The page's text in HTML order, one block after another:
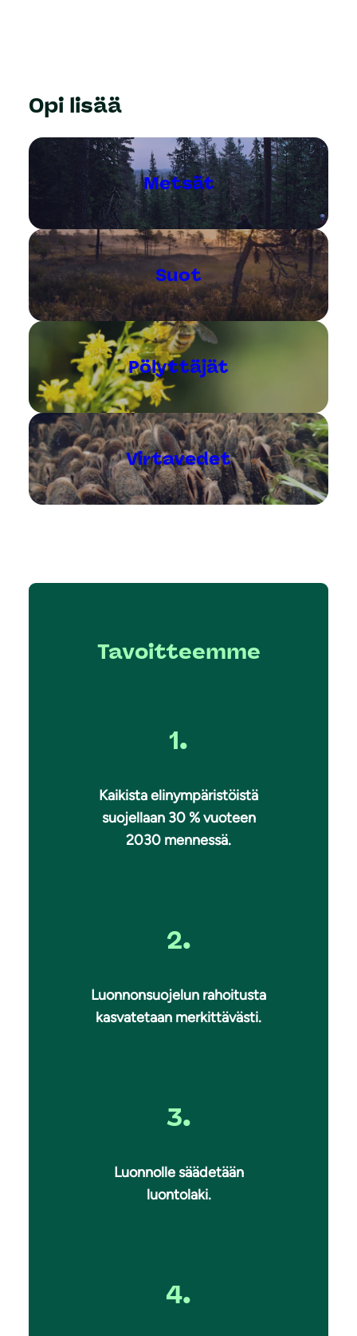
Opi lisää
Metsät
Suot
Pölyttäjät
Virtavedet
Tavoitteemme
1.
Kaikista elinympäristöistä
suojellaan 30 % vuoteen
2030 mennessä.
2.
Luonnonsuojelun rahoitusta
kasvatetaan merkittävästi.
3.
Luonnolle säädetään
luontolaki.
4.